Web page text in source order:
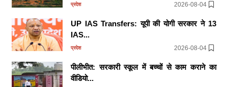
प्रदेश 2026-08-04
UP IAS Transfers: यूपी की योगी सरकार ने 13
IAS...
प्रदेश 2026-08-04
पीलीभीत: सरकारी स्कूल में बच्चों से काम कराने का
वीडियो...